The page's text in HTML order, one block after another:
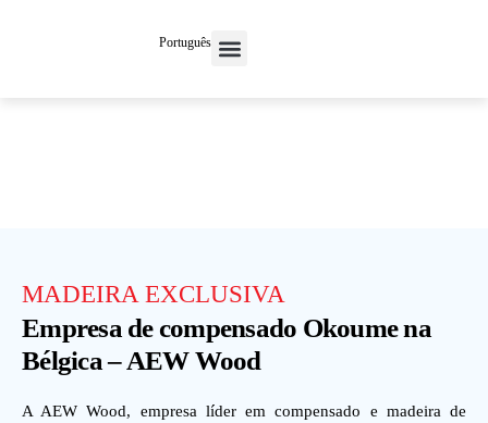
Português
MADEIRA EXCLUSIVA
Empresa de compensado Okoume na
Bélgica – AEW Wood
A AEW Wood, empresa líder em compensado e madeira de